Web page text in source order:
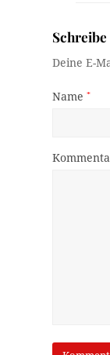
Deine E-
Name*